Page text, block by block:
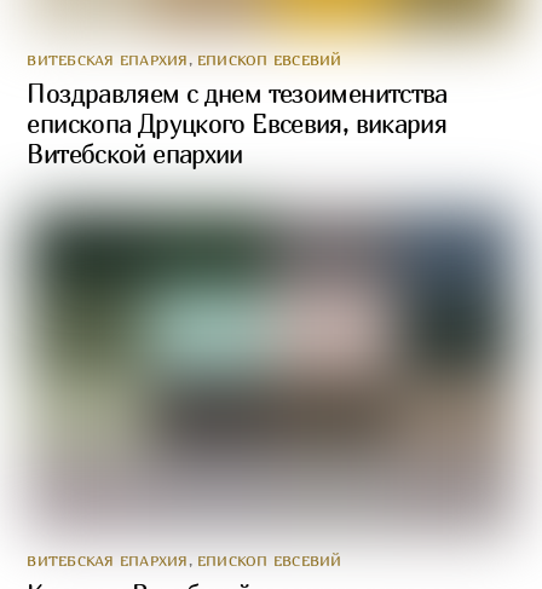
ВИТЕБСКАЯ ЕПАРХИЯ, ЕПИСКОП ЕВСЕВИЙ
Поздравляем с днем тезоименитства
епископа Друцкого Евсевия, викария
Витебской епархии
ВИТЕБСКАЯ ЕПАРХИЯ, ЕПИСКОП ЕВСЕВИЙ